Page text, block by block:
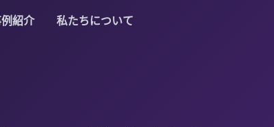
紹介 私たちについて